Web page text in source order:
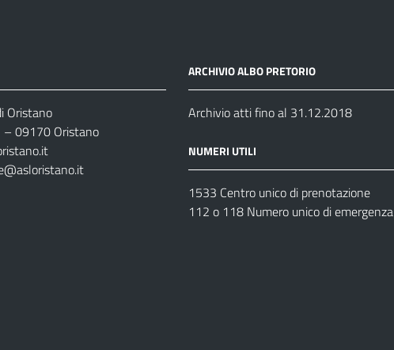
Oristano
– 09170 Oristano
ARCHIVIO ALBO PRETORIO
Archivio atti fino al 31.12.2018
NUMERI UTILI
1533 Centro unico di prenotazione
112 o 118 Numero unico di emergenza